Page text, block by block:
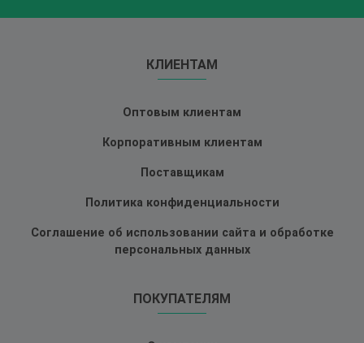
КЛИЕНТАМ
Оптовым клиентам
Корпоративным клиентам
Поставщикам
Политика конфиденциальности
Соглашение об использовании сайта и обработке
персональных данных
ПОКУПАТЕЛЯМ